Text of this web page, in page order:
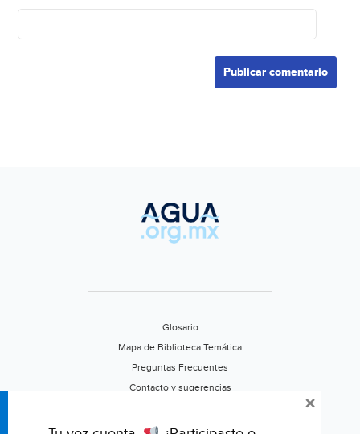
Glosario
Mapa de Biblioteca Temática
Preguntas Frecuentes
Contacto y sugerencias
Califica este portal
×